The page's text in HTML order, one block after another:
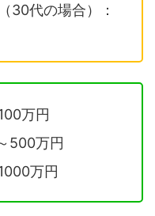
30代の場合）：
万円
500万円
万円